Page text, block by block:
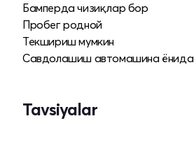
Бамперда чизиқлар бор
Пробег родной
Текшириш мумкин
Савдолашиш автомашина ёнида
Tavsiyalar